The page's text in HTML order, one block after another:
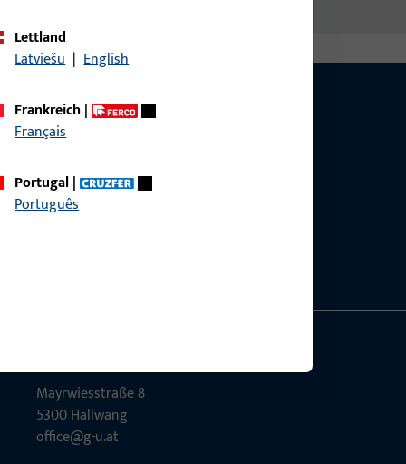
Lettland
Latviešu | English
Frankreich|
Français
Portugal|
Português
Mayrwies­straße 8
5300 Hall­wang
office@g-u.at